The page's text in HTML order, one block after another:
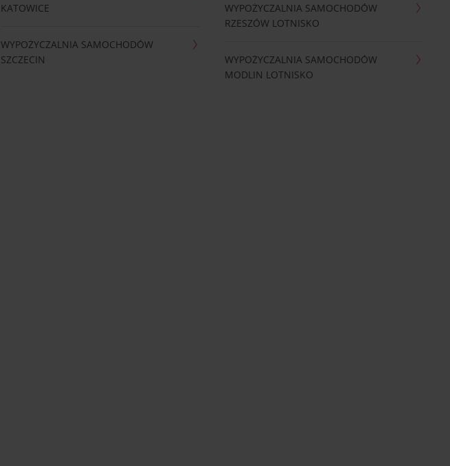
KATOWICE
WYPOŻYCZALNIA SAMOCHODÓW
SZCZECIN
WYPOŻYCZALNIA SAMOCHODÓW
RZESZÓW LOTNISKO
WYPOŻYCZALNIA SAMOCHODÓW
MODLIN LOTNISKO